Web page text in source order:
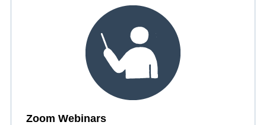
Zoom Webinars